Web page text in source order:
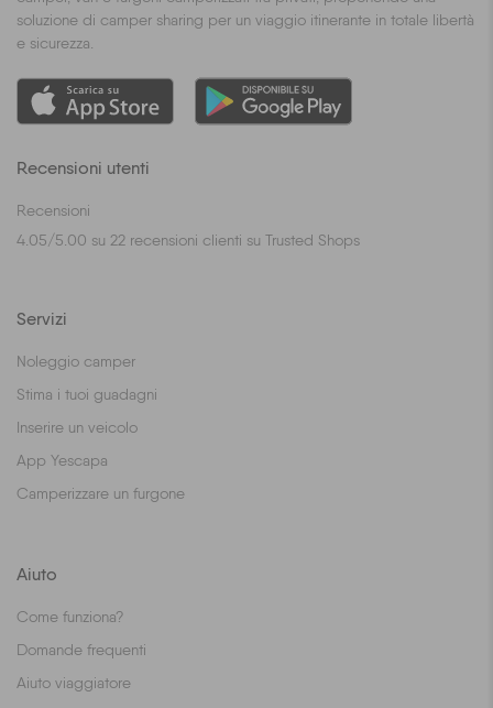
soluzione di camper sharing per un viaggio itinerante in totale libertà
e sicurezza.
Recensioni utenti
Recensioni
4.05/5.00 su 22 recensioni clienti su Trusted Shops
Servizi
Noleggio camper
Stima i tuoi guadagni
Inserire un veicolo
App Yescapa
Camperizzare un furgone
Aiuto
Come funziona?
Domande frequenti
Aiuto viaggiatore